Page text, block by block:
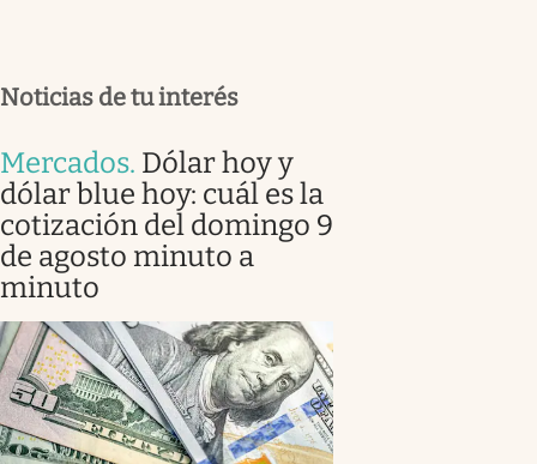
Noticias de tu interés
Mercados. Dólar hoy y
dólar blue hoy: cuál es la
cotización del domingo 9
de agosto minuto a
minuto